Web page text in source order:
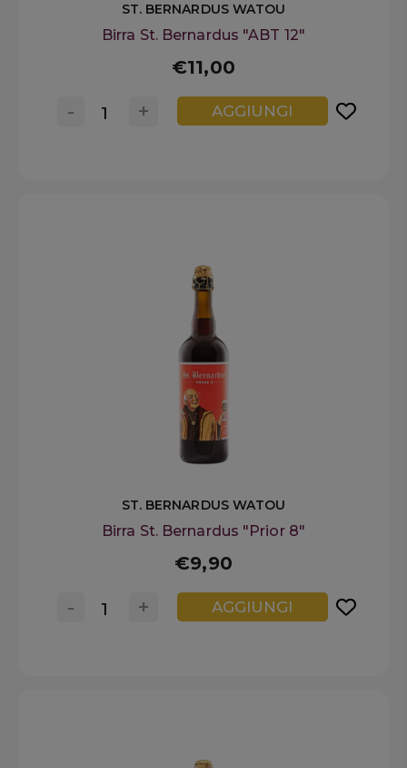
ST. BERNARDUS WATOU
Birra St. Bernardus "ABT 12"
€11,00
+
- AGGIUNGI
ST. BERNARDUS WATOU
Birra St. Bernardus "Prior 8"
€9,90
+
- AGGIUNGI